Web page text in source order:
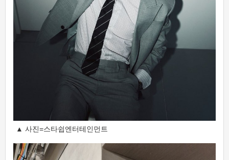
▲ 사진=스타쉽엔터테인먼트